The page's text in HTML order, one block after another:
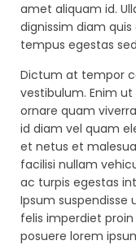
amet aliquam id.
dignissim diam
tempus egestas
Dictum at tempor
vestibulum. Enim
ornare quam
id diam vel quam
et netus et
facilisi nullam
ac turpis egestas
Ipsum suspendisse
felis imperdiet
posuere lorem